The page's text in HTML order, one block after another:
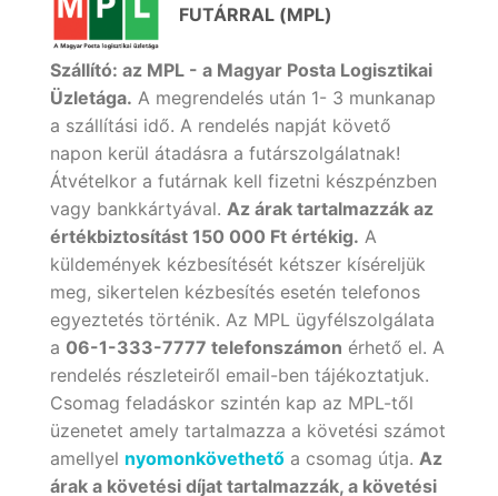
FUTÁRRAL (MPL)
Szállító: az MPL - a Magyar Posta Logisztikai
Üzletága. A megrendelés után 1- 3 munkanap
a szállítási idő. A rendelés napját követő
napon kerül átadásra a futárszolgálatnak!
Átvételkor a futárnak kell fizetni készpénzben
vagy bankkártyával. Az árak tartalmazzák az
értékbiztosítást 150 000 Ft értékig. A
küldemények kézbesítését kétszer kíséreljük
meg, sikertelen kézbesítés esetén telefonos
egyeztetés történik. Az MPL ügyfélszolgálata
a 06-1-333-7777 telefonszámon érhető el. A
rendelés részleteiről email-ben tájékoztatjuk.
Csomag feladáskor szintén kap az MPL-től
üzenetet amely tartalmazza a követési számot
amellyel nyomonkövethetőa csomag útja. Az
árak a követési díjat tartalmazzák, a követési